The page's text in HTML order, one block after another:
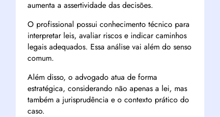
aumenta a assertividade das decisões.
O profissional possui conhecimento técnico para
interpretar leis, avaliar riscos e indicar caminhos
legais adequados. Essa análise vai além do senso
comum.
Além disso, o advogado atua de forma
estratégica, considerando não apenas a lei, mas
também a jurisprudência e o contexto prático do
caso.